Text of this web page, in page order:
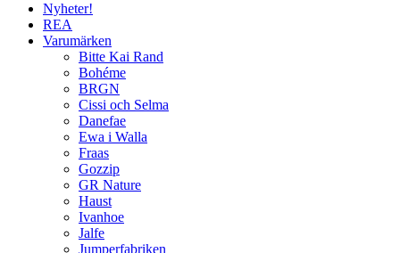
Nyheter!
REA
Varumärken
Bitte Kai Rand
Bohéme
BRGN
Cissi och Selma
Danefae
Ewa i Walla
Fraas
Gozzip
GR Nature
Haust
Ivanhoe
Jalfe
Jumperfabriken